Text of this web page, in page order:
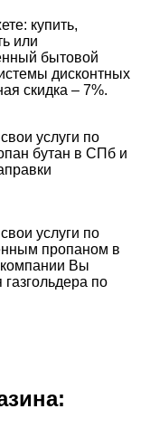
купить,
или
бытовой
дисконтных
скидка – 7%.
услуги по
бутан в СПб и
услуги по
пропаном в
Вы
газгольдера по